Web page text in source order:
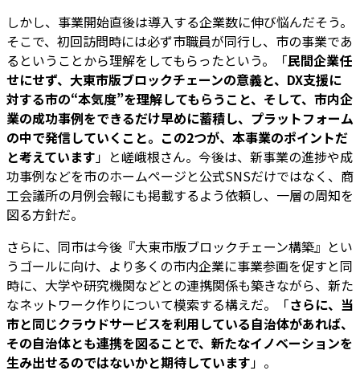
しかし、事業開始直後は導入する企業数に伸び悩んだそう。
そこで、初回訪問時には必ず市職員が同行し、市の事業であ
るということから理解をしてもらったという。「民間企業任
せにせず、大東市版ブロックチェーンの意義と、DX支援に
対する市の“本気度”を理解してもらうこと、そして、市内企
業の成功事例をできるだけ早めに蓄積し、プラットフォーム
の中で発信していくこと。この2つが、本事業のポイントだ
と考えています」と嵯峨根さん。今後は、新事業の進捗や成
功事例などを市のホームページと公式SNSだけではなく、商
工会議所の月例会報にも掲載するよう依頼し、一層の周知を
図る方針だ。
さらに、同市は今後『大東市版ブロックチェーン構築』とい
うゴールに向け、より多くの市内企業に事業参画を促すと同
時に、大学や研究機関などとの連携関係も築きながら、新た
なネットワーク作りについて模索する構えだ。「さらに、当
市と同じクラウドサービスを利用している自治体があれば、
その自治体とも連携を図ることで、新たなイノベーションを
生み出せるのではないかと期待しています」。